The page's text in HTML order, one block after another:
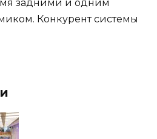
задними и одним
Конкурент системы